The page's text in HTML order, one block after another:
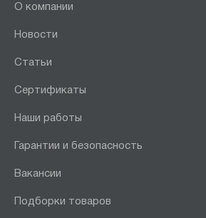
О компании
Новости
Статьи
Сертификаты
Наши работы
Гарантии и безопасность
Вакансии
Подборки товаров